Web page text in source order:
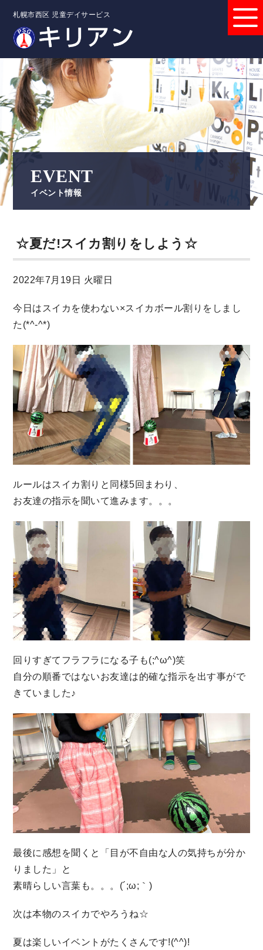
札幌市西区 児童デイサービス
EVENT
イベント情報
☆夏だ!スイカ割りをしよう☆
2022年7月19日 火曜日
今日はスイカを使わない×スイカボール割りをしまし
た(*^-^*)
ルールはスイカ割りと同様5回まわり、
お友達の指示を聞いて進みます。。。
回りすぎてフラフラになる子も(;^ω^)笑
自分の順番ではないお友達は的確な指示を出す事がで
きていました♪
最後に感想を聞くと「目が不自由な人の気持ちが分か
りました」と
素晴らしい言葉も。。。(´;ω;｀)
次は本物のスイカでやろうね☆
夏は楽しいイベントがたくさんです!(^^)!